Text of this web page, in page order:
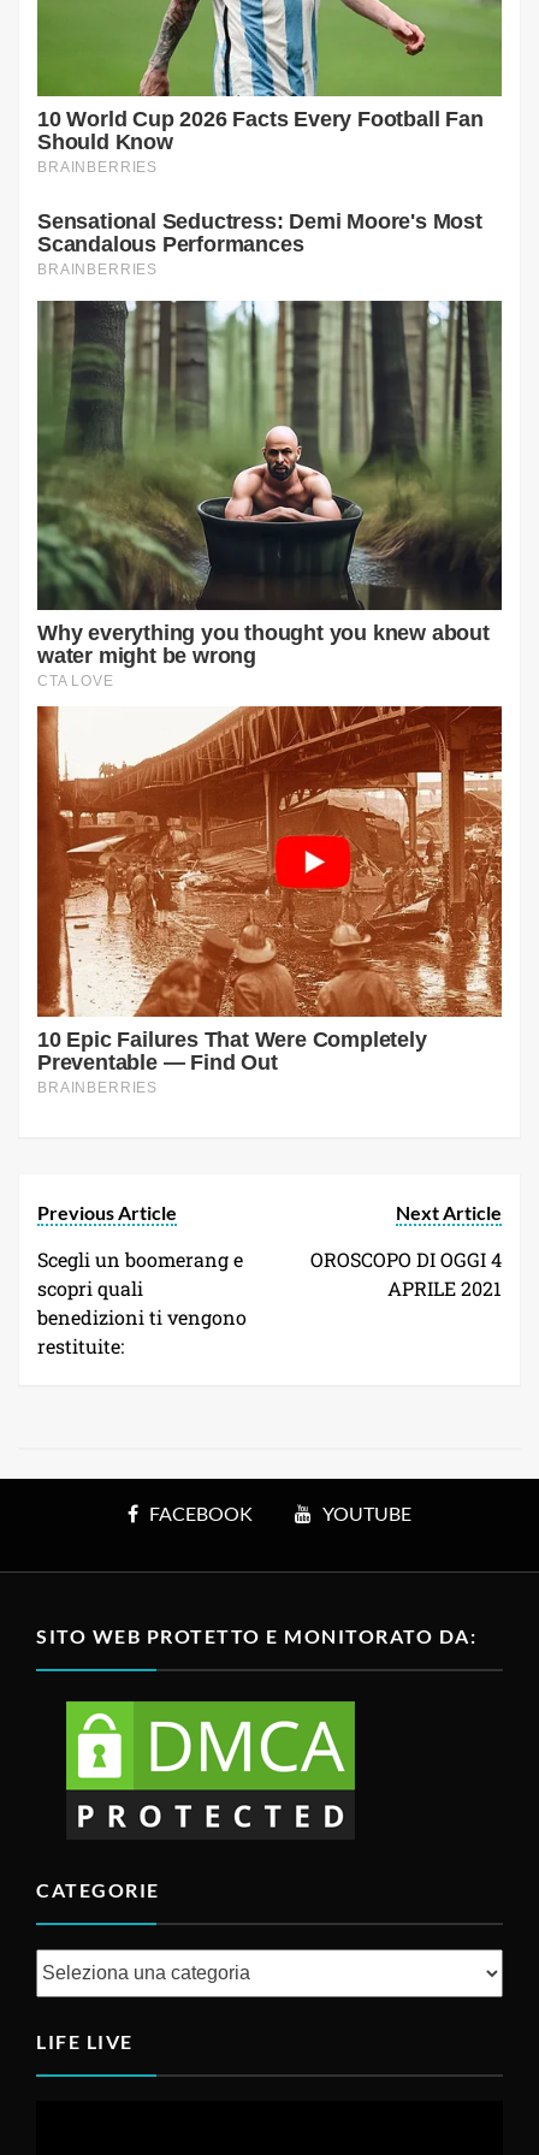
Previous Article
Scegli un boomerang e
scopri quali
benedizioni ti vengono
restituite:
Next Article
OROSCOPO DI OGGI 4
APRILE 2021
FACEBOOK YOUTUBE
SITO WEB PROTETTO E MONITORATO DA:
CATEGORIE
Categorie
LIFE LIVE